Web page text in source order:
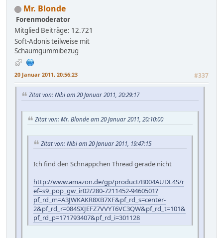
Mr. Blonde
Forenmoderator
Mitglied Beiträge: 12.721
Soft-Adonis teilweise mit
Schaumgummibezug
20 Januar 2011, 20:56:23 #337
Zitat von: Nibi am 20 Januar 2011, 20:29:17
Zitat von: Mr. Blonde am 20 Januar 2011, 20:10:00
Zitat von: Nibi am 20 Januar 2011, 19:47:15
Ich find den Schnäppchen Thread gerade nicht
http://www.amazon.de/gp/product/B004AUDL4S/r
ef=s9_pop_gw_ir02/280-7211452-9460501?
pf_rd_m=A3JWKAKR8XB7XF&pf_rd_s=center-
2&pf_rd_r=084SXJEFZ7VVYT6VC3QW&pf_rd_t=101&
pf_rd_p=171793407&pf_rd_i=301128